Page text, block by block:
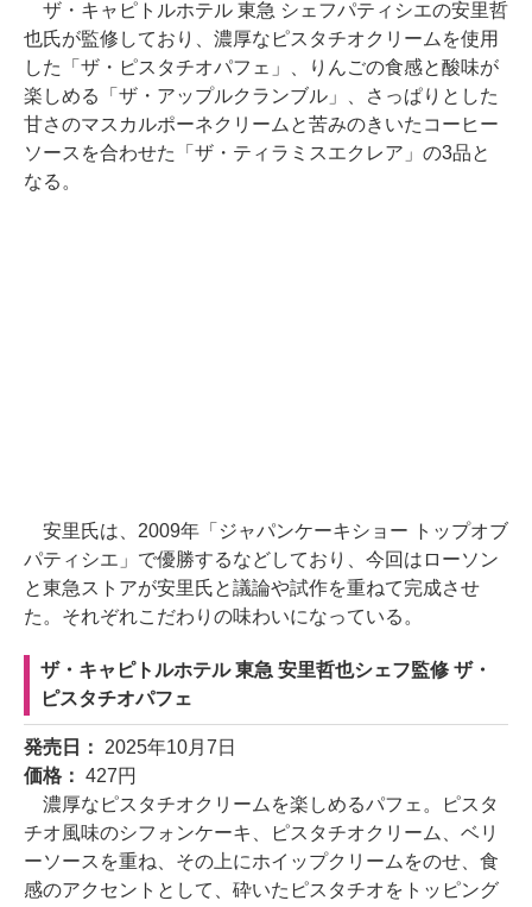
ザ・キャピトルホテル 東急 シェフパティシエの安里哲
也氏が監修しており、濃厚なピスタチオクリームを使用
した「ザ・ピスタチオパフェ」、りんごの食感と酸味が
楽しめる「ザ・アップルクランブル」、さっぱりとした
甘さのマスカルポーネクリームと苦みのきいたコーヒー
ソースを合わせた「ザ・ティラミスエクレア」の3品と
なる。
安里氏は、2009年「ジャパンケーキショー トップオブ
パティシエ」で優勝するなどしており、今回はローソン
と東急ストアが安里氏と議論や試作を重ねて完成させ
た。それぞれこだわりの味わいになっている。
ザ・キャピトルホテル 東急 安里哲也シェフ監修 ザ・
ピスタチオパフェ
発売日： 2025年10月7日
価格： 427円
濃厚なピスタチオクリームを楽しめるパフェ。ピスタ
チオ風味のシフォンケーキ、ピスタチオクリーム、ベリ
ーソースを重ね、その上にホイップクリームをのせ、食
感のアクセントとして、砕いたピスタチオをトッピング